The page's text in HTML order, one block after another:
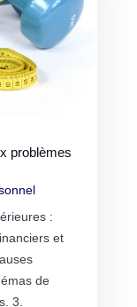
problèmes
:
et
de
3.